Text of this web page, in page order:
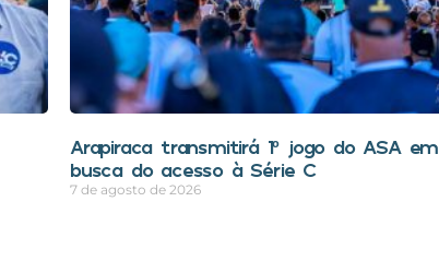
Arapiraca transmitirá 1º jogo do ASA em
busca do acesso à Série C
7 de agosto de 2026